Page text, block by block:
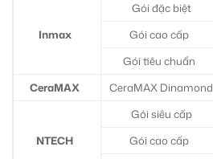
Inmax
Gói đặc biệt
Gói cao cấp
Gói tiêu chuẩn
CeraMAX
CeraMAX Dinamond
NTECH
Gói siêu cấp
Gói cao cấp